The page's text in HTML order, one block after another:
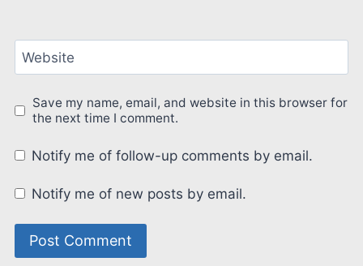
Website
Save my name, email, and website in this browser for
the next time I comment.
Notify me of follow-up comments by email.
Notify me of new posts by email.